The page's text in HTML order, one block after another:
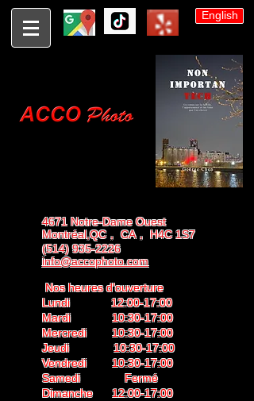
English
4671 Notre-Dame Ouest
Montréal,QC， CA， H4C 1S7
(514) 935-2226
info@accophoto.com
Nos heures d'ouverture
Lundi 12:00-17:00
Mardi 10:30-17:00
Mercredi 10:30-17:00
Jeudi 10:30-17:00
Vendredi 10:30-17:00
Samedi Fermé
Dimanche 12:00-17:00